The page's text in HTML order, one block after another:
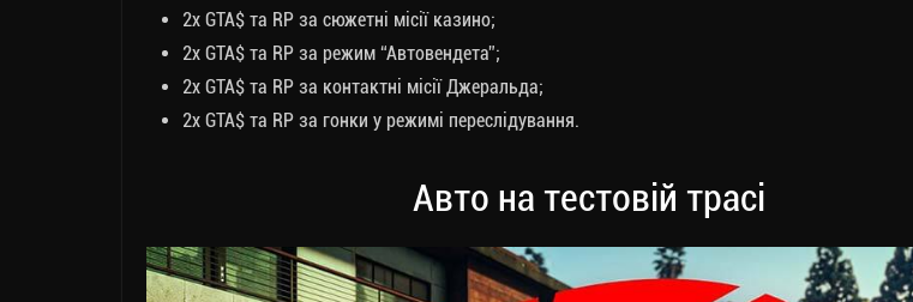
2x GTA$ та RP за сюжетні місії казино;
2x GTA$ та RP за режим “Автовендета”;
2x GTA$ та RP за контактні місії Джеральда;
2x GTA$ та RP за гонки у режимі переслідування.
Авто на тестовій трасі